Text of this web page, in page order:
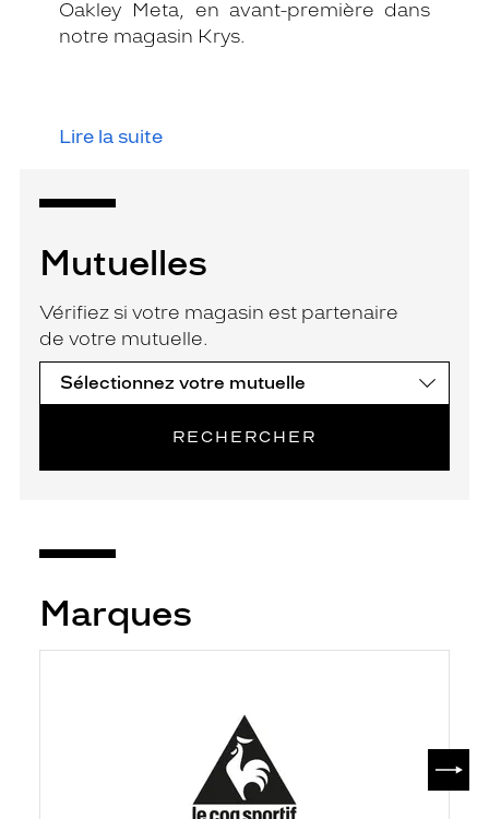
Oakley Meta, en avant-première dans
notre magasin Krys.
Lire la suite
Mutuelles
Vérifiez si votre magasin est partenaire
de votre mutuelle.
RECHERCHER
Marques